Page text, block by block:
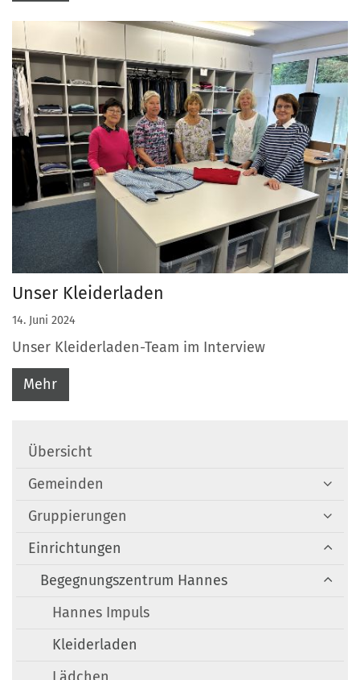
Unser Kleiderladen
14. Juni 2024
Unser Kleiderladen-Team im Interview
Mehr
Übersicht
Gemeinden
Gruppierungen
Einrichtungen
Begegnungszentrum Hannes
Hannes Impuls
Kleiderladen